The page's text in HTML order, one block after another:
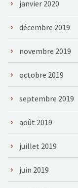
janvier 2020
décembre 2019
novembre 2019
octobre 2019
septembre 2019
août 2019
juillet 2019
juin 2019